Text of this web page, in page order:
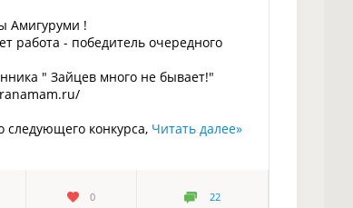
Амигуруми !
работа - победитель очередного
" Зайцев много не бывает!"
следующего конкурса, Читать далее»
0 22